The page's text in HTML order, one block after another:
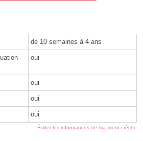
de 10 semaines à 4 ans
oui
oui
oui
oui
Éditer les informations de ma micro crèche